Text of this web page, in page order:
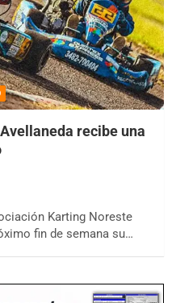
Avellaneda recibe una
Karting Noreste
fin de semana su…